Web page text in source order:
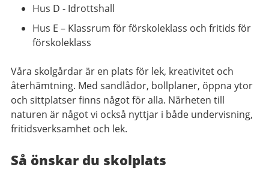
Hus D - Idrottshall
Hus E – Klassrum för förskoleklass och fritids för
förskoleklass
Våra skolgårdar är en plats för lek, kreativitet och
återhämtning. Med sandlådor, bollplaner, öppna ytor
och sittplatser finns något för alla. Närheten till
naturen är något vi också nyttjar i både undervisning,
fritidsverksamhet och lek.
Så önskar du skolplats